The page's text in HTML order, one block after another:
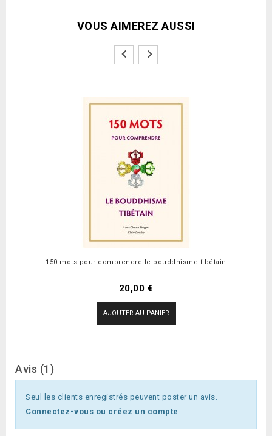
VOUS AIMEREZ AUSSI
150 mots pour comprendre le bouddhisme tibétain
Prix
20,00 €
AJOUTER AU PANIER
Avis (1)
Seul les clients enregistrés peuvent poster un avis.
Connectez-vous ou créez un compte .